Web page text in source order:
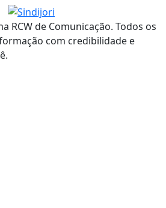
RCW de Comunicação. Todos os
com credibilidade e